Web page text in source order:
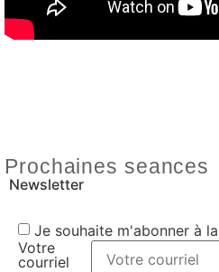
Prochaines seances
Newsletter
Je souhaite m'abonner à
Votre
courriel